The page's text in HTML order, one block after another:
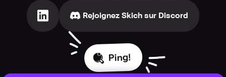
Rejoignez Skich sur Discord
Ping!